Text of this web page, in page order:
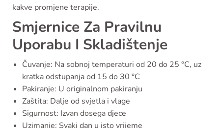
kakve promjene terapije.
Smjernice Za Pravilnu
Uporabu I Skladištenje
Čuvanje: Na sobnoj temperaturi od 20 do 25 °C, uz
kratka odstupanja od 15 do 30 °C
Pakiranje: U originalnom pakiranju
Zaštita: Dalje od svjetla i vlage
Sigurnost: Izvan dosega djece
Uzimanje: Svaki dan u isto vrijeme